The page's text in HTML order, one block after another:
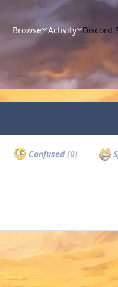
Browse Activity Discord
Confused(0)